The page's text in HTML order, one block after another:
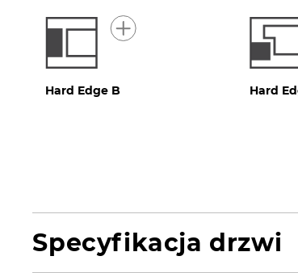
Hard Edge B Hard
Specyfikacja drzwi